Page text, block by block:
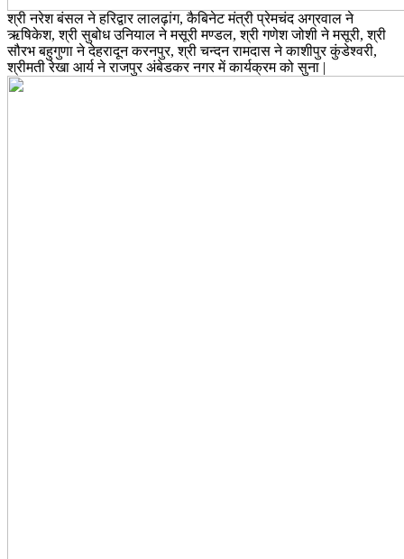
श्री नरेश बंसल ने हरिद्वार लालढ़ांग, कैबिनेट मंत्री प्रेमचंद अग्रवाल ने
ऋषिकेश, श्री सुबोध उनियाल ने मसूरी मण्डल, श्री गणेश जोशी ने मसूरी, श्री
सौरभ बहुगुणा ने देहरादून करनपुर, श्री चन्दन रामदास ने काशीपुर कुंडेश्वरी,
श्रीमती रेखा आर्य ने राजपुर अंबेडकर नगर में कार्यक्रम को सुना |